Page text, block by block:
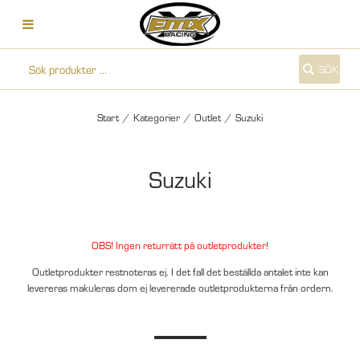
SÖK
Start / Kategorier / Outlet / Suzuki
Suzuki
OBS! Ingen returrätt på outletprodukter!
Outletprodukter restnoteras ej. I det fall det beställda antalet inte kan
levereras makuleras dom ej levererade outletprodukterna från ordern.